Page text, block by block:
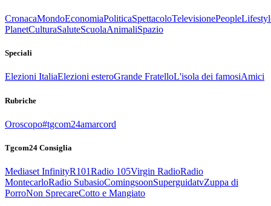
CronacaMondoEconomiaPoliticaSpettacoloTelevisionePeople
PlanetCulturaSaluteScuolaAnimaliSpazio
Speciali
Elezioni ItaliaElezioni esteroGrande FratelloL'isola dei famosiAmici
Rubriche
Oroscopo#tgcom24amarcord
Tgcom24 Consiglia
Mediaset InfinityR101Radio 105Virgin RadioRadio
MontecarloRadio SubasioComingsoonSuperguidatvZuppa di
PorroNon SprecareCotto e Mangiato